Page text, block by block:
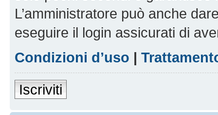
L’amministratore può anche
eseguire il login assicurati di
Condizioni d’uso |
Iscriviti